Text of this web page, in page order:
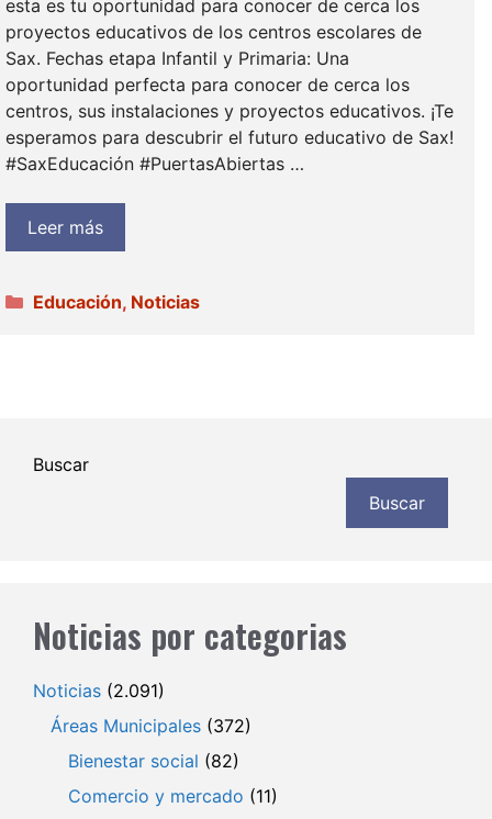
esta es tu oportunidad para conocer de cerca los
proyectos educativos de los centros escolares de
Sax. Fechas etapa Infantil y Primaria: Una
oportunidad perfecta para conocer de cerca los
centros, sus instalaciones y proyectos educativos. ¡Te
esperamos para descubrir el futuro educativo de Sax!
#SaxEducación #PuertasAbiertas …
Leer más
Categorías
Educación, Noticias
Buscar
Buscar
Noticias por categorias
Noticias (2.091)
Áreas Municipales (372)
Bienestar social (82)
Comercio y mercado (11)